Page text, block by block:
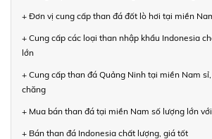
+ Đơn vị cung cấp than đá đốt lò hơi tại miền
+ Cung cấp các loại than nhập khẩu Indonesia
lớn
+ Cung cấp than đá Quảng Ninh tại miền Nam
chăng
+ Mua bán than đá tại miền Nam số lượng lớn
+ Bán than đá Indonesia chất lượng, giá tốt